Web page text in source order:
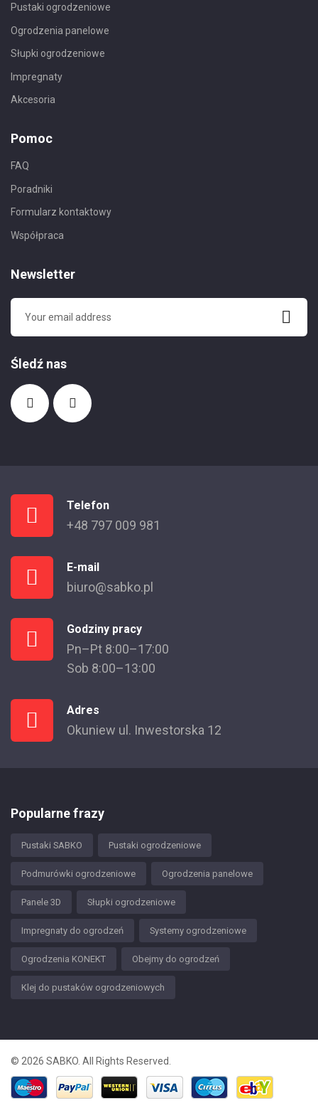
Pustaki ogrodzeniowe
Ogrodzenia panelowe
Słupki ogrodzeniowe
Impregnaty
Akcesoria
Pomoc
FAQ
Poradniki
Formularz kontaktowy
Współpraca
Newsletter
Śledź nas
Telefon
+48 797 009 981
E-mail
biuro@sabko.pl
Godziny pracy
Pn–Pt 8:00–17:00
Sob 8:00–13:00
Adres
Okuniew ul. Inwestorska 12
Popularne frazy
Pustaki SABKO Pustaki ogrodzeniowe
Podmurówki ogrodzeniowe Ogrodzenia panelowe
Panele 3D Słupki ogrodzeniowe
Impregnaty do ogrodzeń Systemy ogrodzeniowe
Ogrodzenia KONEKT Obejmy do ogrodzeń
Klej do pustaków ogrodzeniowych
© 2026 SABKO. All Rights Reserved.